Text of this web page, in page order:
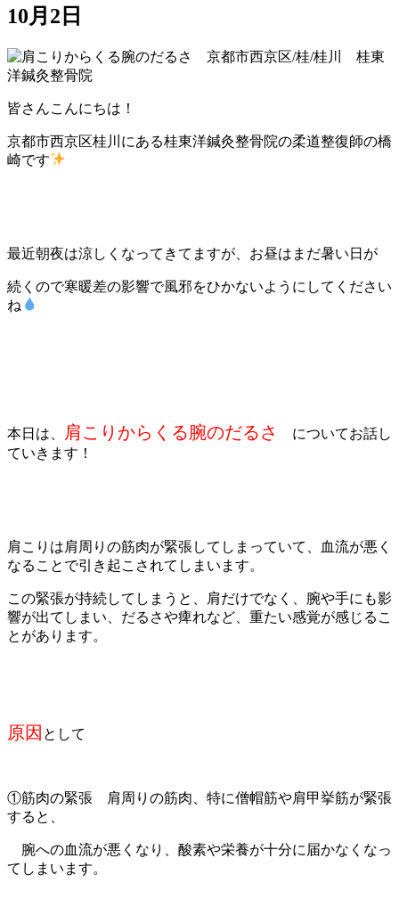
10月2日
皆さんこんにちは！
京都市西京区桂川にある桂東洋鍼灸整骨院の柔道整復師の橋
崎です
最近朝夜は涼しくなってきてますが、お昼はまだ暑い日が
続くので寒暖差の影響で風邪をひかないようにしてください
ね
本日は、 肩こりからくる腕のだるさ
についてお話し
ていきます！
肩こりは肩周りの筋肉が緊張してしまっていて、血流が悪く
なることで引き起こされてしまいます。
この緊張が持続してしまうと、肩だけでなく、腕や手にも影
響が出てしまい、だるさや痺れなど、重たい感覚が感じるこ
とがあります。
原因 として
①筋肉の緊張 肩周りの筋肉、特に僧帽筋や肩甲挙筋が緊張
すると、
腕への血流が悪くなり、酸素や栄養が十分に届かなくなっ
てしまいます。